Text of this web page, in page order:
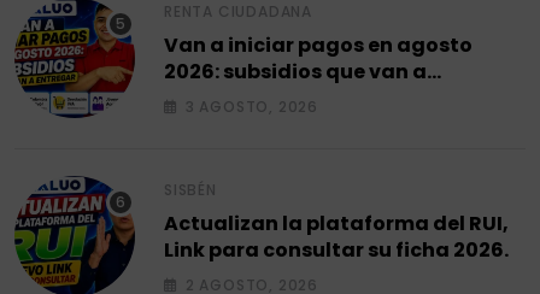
RENTA CIUDADANA
Van a iniciar pagos en agosto
2026: subsidios que van a
entregar.
3 AGOSTO, 2026
SISBÉN
Actualizan la plataforma del RUI,
Link para consultar su ficha 2026.
2 AGOSTO, 2026